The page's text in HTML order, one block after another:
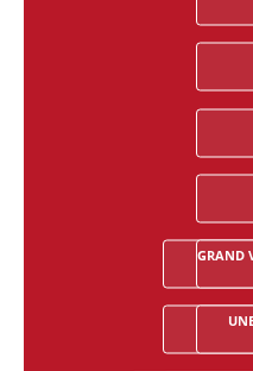
Chart with 28
GRAND